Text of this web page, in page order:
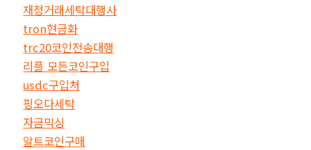
재정거래세탁대행사
tron현금화
trc20코인전송대행
리플 모든코인구입
usdc구입처
핑오다세탁
자금믹싱
알트코인구매